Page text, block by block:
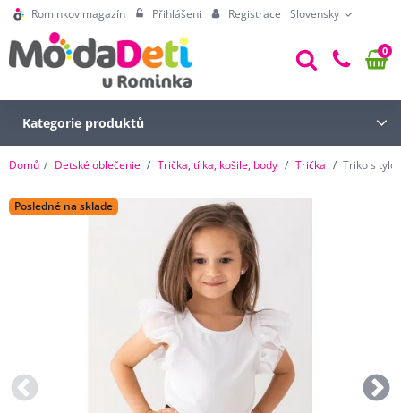
Rominkov magazín Přihlášení Registrace Slovensky
0
Kategorie produktů
Domů Detské oblečenie Trička, tílka, košile, body Trička Triko s
Posledné na sklade